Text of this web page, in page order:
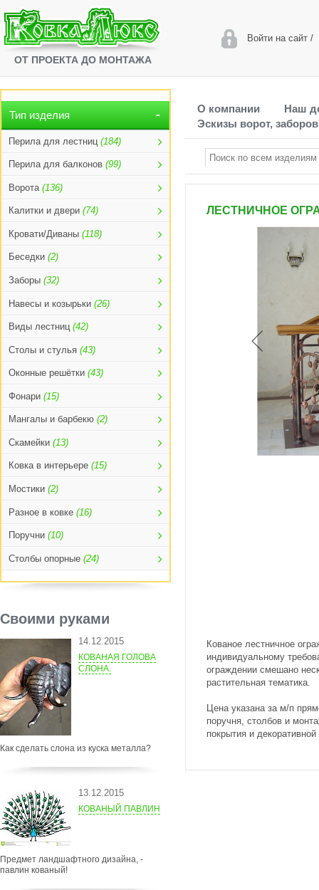
ОТ ПРОЕКТА ДО МОНТАЖА
Войти на сайт/
Тип изделия
Перила для лестниц (184)
Перила для балконов (99)
Ворота (136)
Калитки и двери (74)
Кровати/Диваны (118)
Беседки (2)
Заборы (32)
Навесы и козырьки (26)
Виды лестниц (42)
Столы и стулья (43)
Оконные решётки (43)
Фонари (15)
Мангалы и барбекю (2)
Скамейки (13)
Ковка в интерьере (15)
Мостики (2)
Разное в ковке (16)
Поручни (10)
Столбы опорные (24)
Своими руками
14.12.2015
КОВАНАЯ ГОЛОВА
СЛОНА.
Как сделать слона из куска металла?
13.12.2015
КОВАНЫЙ ПАВЛИН
Предмет ландшафтного дизайна, -
павлин кованый!
О компании
Наш
Эскизы ворот, заборов
ЛЕСТНИЧНОЕ
Кованое лестничное
индивидуальному
ограждении смешано
растительная тематика.
Цена указана за м/п
поручня, столбов и
покрытия и